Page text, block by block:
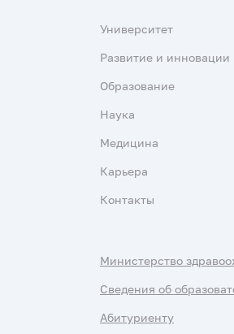
Университет
Развитие и инновации
Образование
Наука
Медицина
Карьера
Контакты
Министерство
Сведения об
Абитуриенту